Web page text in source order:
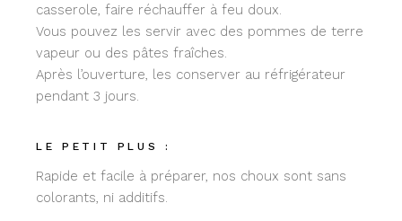
casserole, faire réchauffer à feu doux.
Vous pouvez les servir avec des pommes de terre
vapeur ou des pâtes fraîches.
Après l’ouverture, les conserver au réfrigérateur
pendant 3 jours.
LE PETIT PLUS :
Rapide et facile à préparer, nos choux sont sans
colorants, ni additifs.